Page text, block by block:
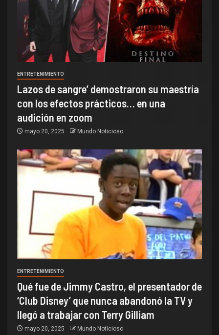
ENTRETENIMIENTO
Lazos de sangre’ demostraron su maestría
con los efectos prácticos… en una
audición en zoom
mayo 20, 2025 Mundo Noticioso
ENTRETENIMIENTO
Qué fue de Jimmy Castro, el presentador de
‘Club Disney’ que nunca abandonó la TV y
llegó a trabajar con Terry Gilliam
mayo 20, 2025 Mundo Noticioso